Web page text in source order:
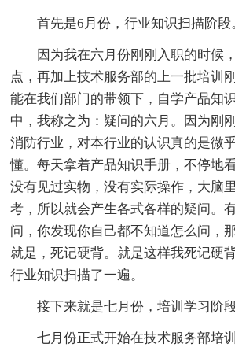
首先是6月份，行业知识扫描阶段
因为我在六月份刚刚入职的时候
点，再加上技术服务部的上一批培训
能在我们部门的带领下，自学产品知
中，我称之为：疑问的六月。因为刚
消防行业，对本行业的认识真的是微
懂。每天拿着产品知识手册，不停地
没有见过实物，没有实际操作，大脑
考，所以就会产生各式各样的疑问。
问，你发现你自己都不知道怎么问，
就是，死记硬背。就是这样我死记硬
行业知识扫描了一遍。
接下来就是七月份，培训学习阶段
七月份正式开始在技术服务部培